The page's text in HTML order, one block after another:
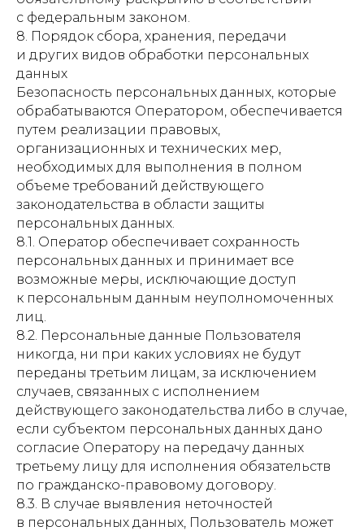
с федеральным законом.
8. Порядок сбора, хранения, передачи
и других видов обработки персональных
данных
Безопасность персональных данных, которые
обрабатываются Оператором, обеспечивается
путем реализации правовых,
организационных и технических мер,
необходимых для выполнения в полном
объеме требований действующего
законодательства в области защиты
персональных данных.
8.1. Оператор обеспечивает сохранность
персональных данных и принимает все
возможные меры, исключающие доступ
к персональным данным неуполномоченных
лиц.
8.2. Персональные данные Пользователя
никогда, ни при каких условиях не будут
переданы третьим лицам, за исключением
случаев, связанных с исполнением
действующего законодательства либо в случае,
если субъектом персональных данных дано
согласие Оператору на передачу данных
третьему лицу для исполнения обязательств
по гражданско-правовому договору.
8.3. В случае выявления неточностей
в персональных данных, Пользователь может
Пользовательское соглашение
Политика конфиденциальности
Согласие на обработку данных
О нас
Инфраструктура
Город
Отзывы
Контакты